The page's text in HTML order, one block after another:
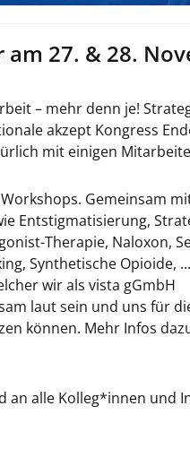
am 27. & 28.
– mehr denn je!
akzept Kongress
mit einigen
Gemeinsam
Entstigmatisierung,
Therapie, Naloxon,
Synthetische Opioide,
wir als vista gGmbH
laut sein und uns für
können. Mehr Infos
an alle Kolleg*innen und